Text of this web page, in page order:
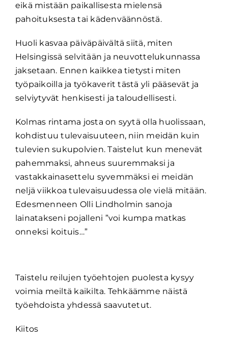
eikä mistään paikallisesta mielensä
pahoituksesta tai kädenväännöstä.
Huoli kasvaa päiväpäivältä siitä, miten
Helsingissä selvitään ja neuvottelukunnassa
jaksetaan. Ennen kaikkea tietysti miten
työpaikoilla ja työkaverit tästä yli pääsevät ja
selviytyvät henkisesti ja taloudellisesti.
Kolmas rintama josta on syytä olla huolissaan,
kohdistuu tulevaisuuteen, niin meidän kuin
tulevien sukupolvien. Taistelut kun menevät
pahemmaksi, ahneus suuremmaksi ja
vastakkainasettelu syvemmäksi ei meidän
neljä viikkoa tulevaisuudessa ole vielä mitään.
Edesmenneen Olli Lindholmin sanoja
lainatakseni pojalleni ”voi kumpa matkas
onneksi koituis…”
Taistelu reilujen työehtojen puolesta kysyy
voimia meiltä kaikilta. Tehkäämme näistä
työehdoista yhdessä saavutetut.
Kiitos